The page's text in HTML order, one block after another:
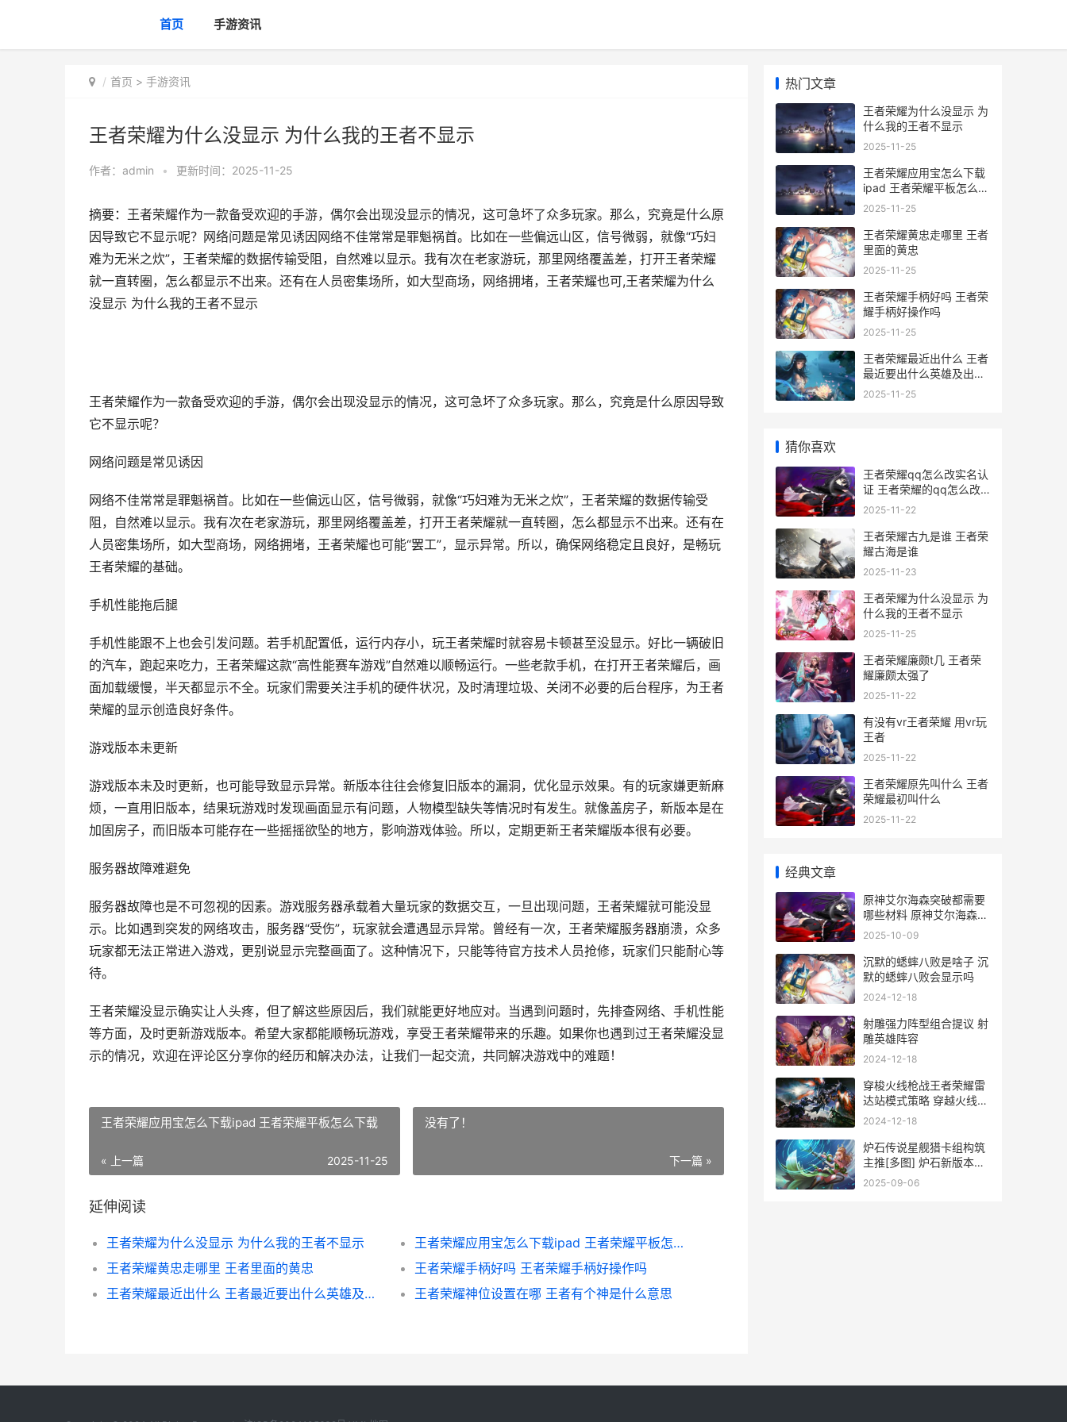
首页 手游资讯
首页 > 手游资讯
王者荣耀为什么没显示 为什么我的王者不显示
作者： admin • 更新时间：2025-11-25
摘要：王者荣耀作为一款备受欢迎的手游，偶尔会出现没显示的情况，这可急坏了众多玩家。那么，究竟是什么原
因导致它不显示呢？网络问题是常见诱因网络不佳常常是罪魁祸首。比如在一些偏远山区，信号微弱，就像“巧妇
难为无米之炊”，王者荣耀的数据传输受阻，自然难以显示。我有次在老家游玩，那里网络覆盖差，打开王者荣耀
就一直转圈，怎么都显示不出来。还有在人员密集场所，如大型商场，网络拥堵，王者荣耀也可,王者荣耀为什么
没显示 为什么我的王者不显示
王者荣耀作为一款备受欢迎的手游，偶尔会出现没显示的情况，这可急坏了众多玩家。那么，究竟是什么原因导致
它不显示呢？
网络问题是常见诱因
网络不佳常常是罪魁祸首。比如在一些偏远山区，信号微弱，就像“巧妇难为无米之炊”，王者荣耀的数据传输受
阻，自然难以显示。我有次在老家游玩，那里网络覆盖差，打开王者荣耀就一直转圈，怎么都显示不出来。还有在
人员密集场所，如大型商场，网络拥堵，王者荣耀也可能“罢工”，显示异常。所以，确保网络稳定且良好，是畅玩
王者荣耀的基础。
手机性能拖后腿
手机性能跟不上也会引发问题。若手机配置低，运行内存小，玩王者荣耀时就容易卡顿甚至没显示。好比一辆破旧
的汽车，跑起来吃力，王者荣耀这款“高性能赛车游戏”自然难以顺畅运行。一些老款手机，在打开王者荣耀后，画
面加载缓慢，半天都显示不全。玩家们需要关注手机的硬件状况，及时清理垃圾、关闭不必要的后台程序，为王者
荣耀的显示创造良好条件。
游戏版本未更新
游戏版本未及时更新，也可能导致显示异常。新版本往往会修复旧版本的漏洞，优化显示效果。有的玩家嫌更新麻
烦，一直用旧版本，结果玩游戏时发现画面显示有问题，人物模型缺失等情况时有发生。就像盖房子，新版本是在
加固房子，而旧版本可能存在一些摇摇欲坠的地方，影响游戏体验。所以，定期更新王者荣耀版本很有必要。
服务器故障难避免
服务器故障也是不可忽视的因素。游戏服务器承载着大量玩家的数据交互，一旦出现问题，王者荣耀就可能没显
示。比如遇到突发的网络攻击，服务器“受伤”，玩家就会遭遇显示异常。曾经有一次，王者荣耀服务器崩溃，众多
玩家都无法正常进入游戏，更别说显示完整画面了。这种情况下，只能等待官方技术人员抢修，玩家们只能耐心等
待。
王者荣耀没显示确实让人头疼，但了解这些原因后，我们就能更好地应对。当遇到问题时，先排查网络、手机性能
等方面，及时更新游戏版本。希望大家都能顺畅玩游戏，享受王者荣耀带来的乐趣。如果你也遇到过王者荣耀没显
示的情况，欢迎在评论区分享你的经历和解决办法，让我们一起交流，共同解决游戏中的难题！
王者荣耀应用宝怎么下载ipad 王者荣耀平板怎么下载
« 上一篇 2025-11-25
没有了！
下一篇 »
延伸阅读
王者荣耀为什么没显示 为什么我的王者不显示
王者荣耀应用宝怎么下载ipad 王者荣耀平板怎么下载
王者荣耀黄忠走哪里 王者里面的黄忠
王者荣耀手柄好吗 王者荣耀手柄好操作吗
王者荣耀最近出什么 王者最近要出什么英雄及出的时间表
王者荣耀神位设置在哪 王者有个神是什么意思
热门文章
王者荣耀为什么没显示 为
什么我的王者不显示
2025-11-25
王者荣耀应用宝怎么下载
ipad 王者荣耀平板怎么下
载
2025-11-25
王者荣耀黄忠走哪里 王者
里面的黄忠
2025-11-25
王者荣耀手柄好吗 王者荣
耀手柄好操作吗
2025-11-25
王者荣耀最近出什么 王者
最近要出什么英雄及出的
时间表
2025-11-25
猜你喜欢
王者荣耀qq怎么改实名认
证 王者荣耀的qq怎么改
实名认证
2025-11-22
王者荣耀古九是谁 王者荣
耀古海是谁
2025-11-23
王者荣耀为什么没显示 为
什么我的王者不显示
2025-11-25
王者荣耀廉颇t几 王者荣
耀廉颇太强了
2025-11-22
有没有vr王者荣耀 用vr玩
王者
2025-11-22
王者荣耀原先叫什么 王者
荣耀最初叫什么
2025-11-22
经典文章
原神艾尔海森突破都需要
哪些材料 原神艾尔海森突
破素材沙脂蛹74个全收集
2025-10-09
沉默的蟋蟀八败是啥子 沉
默的蟋蟀八败会显示吗
2024-12-18
射雕强力阵型组合提议 射
雕英雄阵容
2024-12-18
穿梭火线枪战王者荣耀雷
达站模式策略 穿越火线之
枪战王者
2024-12-18
炉石传说星舰猎卡组构筑
主推[多图] 炉石新版本逐
星
2025-09-06